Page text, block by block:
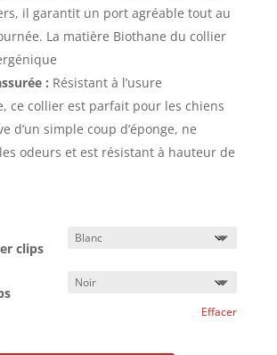
il garantit un port agréable tout au
La matière Biothane du collier
: Résistant à l’usure
ce collier est parfait pour les chiens
d’un simple coup d’éponge, ne
odeurs et est résistant à hauteur de
clips
Effacer